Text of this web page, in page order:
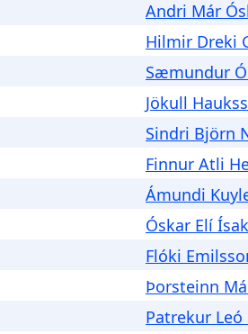
Andri Már
Hilmir Dreki
Sæmundur
Jökull
Sindri Björn
Finnur Atli
Ámundi
Óskar Elí
Flóki
Þorsteinn
Patrekur